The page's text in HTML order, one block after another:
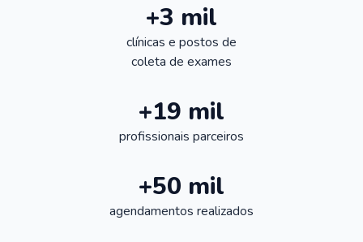
+3 mil
clínicas e postos de
coleta de exames
+19 mil
profissionais parceiros
+50 mil
agendamentos realizados